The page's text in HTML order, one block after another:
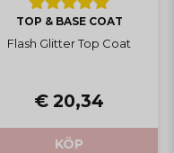
TOP & BASE COAT
Flash Glitter Top Coat
€ 20,34
KÖP